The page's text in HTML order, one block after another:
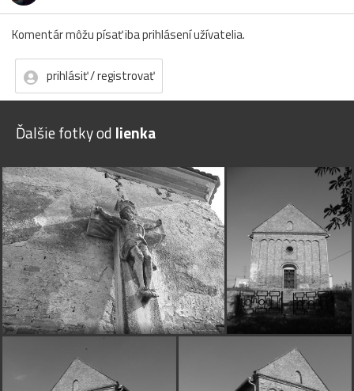
Komentár môžu písať iba prihlásení užívatelia.
prihlásiť / registrovať
Ďalšie fotky od lienka